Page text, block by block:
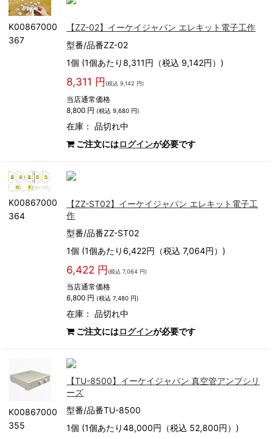
K00867000
367
【ZZ-02】イーケイジャパン エレキット電子工作
型番/品番ZZ-02
1個 (1個あたり8,311円（税込 9,142円）)
8,311 円 (税込 9,142 円)
当店通常価格
8,800 円 (税込 9,680 円)
在庫：品切れ中
ご注文にはログインが必要です
K00867000
364
【ZZ-ST02】イーケイジャパン エレキット電子工
作
型番/品番ZZ-ST02
1個 (1個あたり6,422円（税込 7,064円）)
6,422 円 (税込 7,064 円)
当店通常価格
6,800 円 (税込 7,480 円)
在庫：品切れ中
ご注文にはログインが必要です
K00867000
355
【TU-8500】イーケイジャパン 真空管アンプシリ
ーズ
型番/品番TU-8500
1個 (1個あたり48,000円（税込 52,800円）)